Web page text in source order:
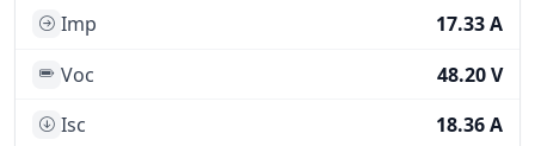
Imp
17.33 A
Voc
48.20 V
Isc
18.36 A